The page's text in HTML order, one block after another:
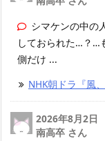
シマケンの中の
しておられた…？…
側だけ ...
NHK朝ドラ『風、
2026年8月2日
南高卒 さん